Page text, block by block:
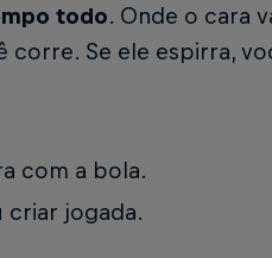
todo. Onde o cara
Se ele espirra,
com a bola.
criar jogada.